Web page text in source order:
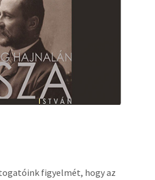
figyelmét, hogy az